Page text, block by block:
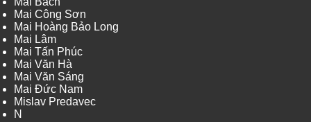
Mai Công Sơn
Mai Hoàng Bảo Long
Mai Lâm
Mai Tấn Phúc
Mai Văn Hà
Mai Văn Sáng
Mai Đức Nam
Mislav Predavec
N